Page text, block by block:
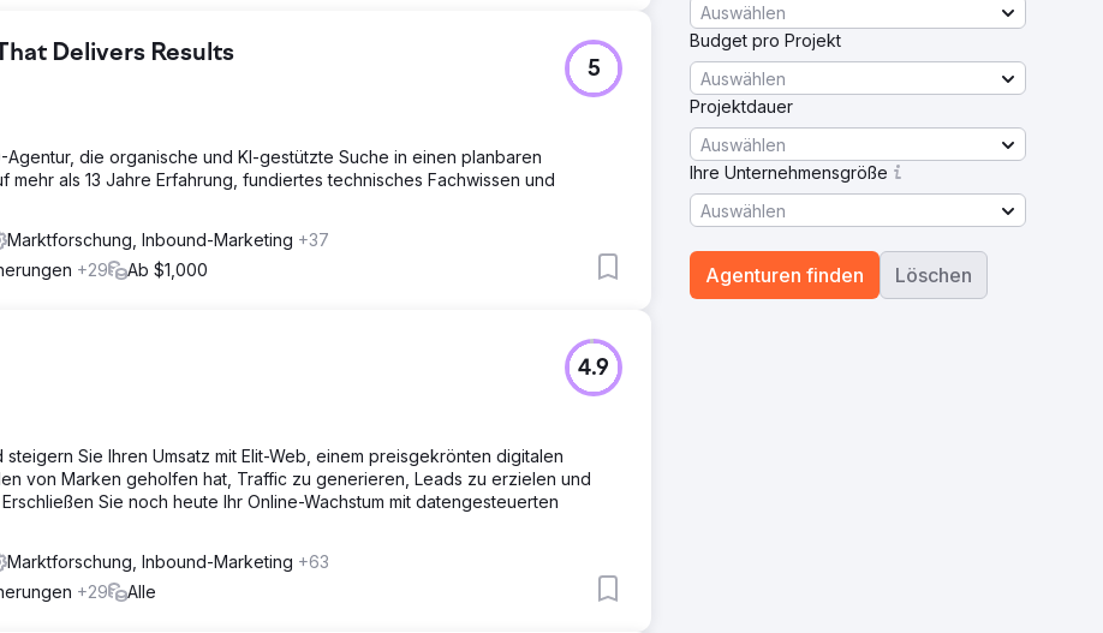
Delivers Results
5
die organische und KI-gestützte Suche in einen planbaren
mehr als 13 Jahre Erfahrung, fundiertes technisches Fachwissen und
Marktforschung, Inbound-Marketing +37
+29 Ab $1,000
4.9
steigern Sie Ihren Umsatz mit Elit-Web, einem preisgekrönten digitalen
von Marken geholfen hat, Traffic zu generieren, Leads zu erzielen und
Sie noch heute Ihr Online-Wachstum mit datengesteuerten
Marktforschung, Inbound-Marketing +63
+29 Alle
Auswählen
Budget pro Projekt
Auswählen
Projektdauer
Auswählen
Ihre Unternehmensgröße
Auswählen
Agenturen finden Löschen